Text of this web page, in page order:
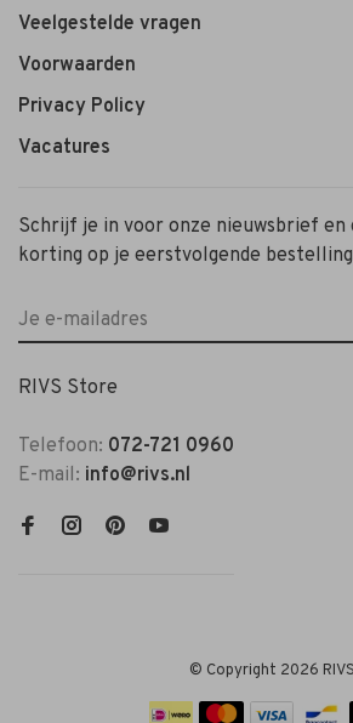
Veelgestelde vragen
Voorwaarden
Privacy Policy
Vacatures
Schrijf je in voor onze nieuwsbrief en
korting op je eerstvolgende
RIVS Store
Telefoon: 072-721 0960
E-mail: info@rivs.nl
© Copyright 2026 RIVS